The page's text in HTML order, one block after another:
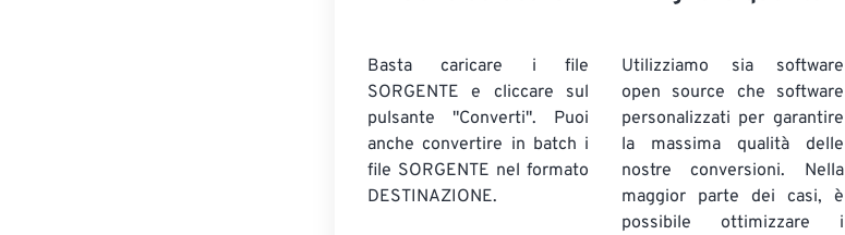
Basta caricare i file
SORGENTE e cliccare sul
pulsante "Converti". Puoi
anche convertire in batch i
file SORGENTE nel formato
DESTINAZIONE.
Utilizziamo sia software
open source che software
personalizzati per garantire
la massima qualità delle
nostre conversioni. Nella
maggior parte dei casi, è
possibile ottimizzare i